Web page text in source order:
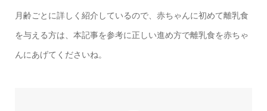
月齢ごとに詳しく紹介しているので、赤ちゃんに初めて離乳食
を与える方は、本記事を参考に正しい進め方で離乳食を赤ちゃ
んにあげてくださいね。